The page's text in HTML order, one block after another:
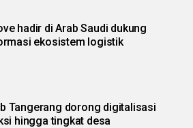
hadir di Arab Saudi dukung
ekosistem logistik
Tangerang dorong digitalisasi
hingga tingkat desa